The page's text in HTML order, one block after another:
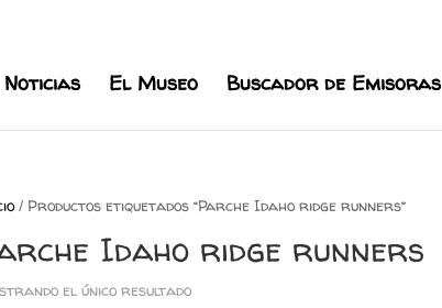
Noticias El Museo Buscador de Emisoras
/ Productos etiquetados “Parche Idaho ridge runners”
Idaho ridge runners
el único resultado